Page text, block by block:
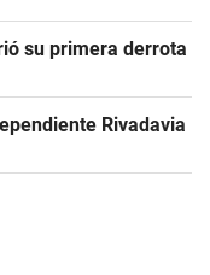
su primera derrota
Rivadavia